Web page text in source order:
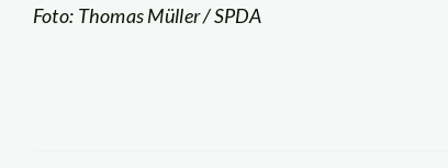
Foto: Thomas Müller / SPDA